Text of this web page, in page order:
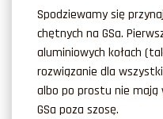
Spodziewamy się
chętnych na GSa.
aluminiowych kołach
rozwiązanie dla
albo po prostu nie mają
GSa poza szosę.